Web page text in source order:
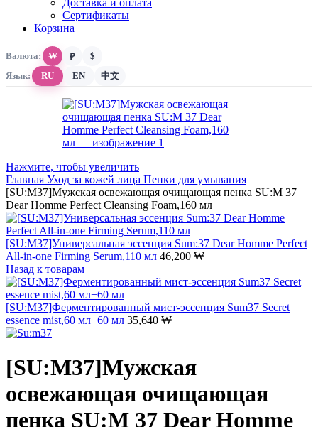
Доставка и оплата
Сертификаты
Корзина
Валюта: ₩ ₽
$
Язык:
RU EN 中文
Нажмите, чтобы увеличить
Главная Уход за кожей лица Пенки для умывания
[SU:M37]Мужская освежающая очищающая пенка SU:M 37
Dear Homme Perfect Cleansing Foam,160 мл
[SU:M37]Универсальная эссенция Sum:37 Dear Homme Perfect
All-in-one Firming Serum,110 мл 46,200 ₩
Назад к товарам
[SU:M37]Ферментированный мист-эссенция Sum37 Secret
essence mist,60 мл+60 мл 35,640 ₩
[SU:M37]Мужская
освежающая очищающая
пенка SU:M 37 Dear Homme